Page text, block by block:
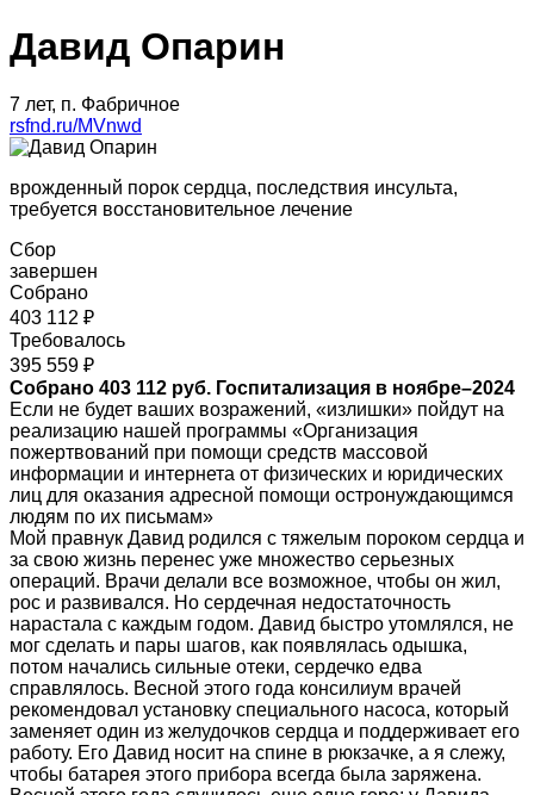
Давид Опарин
7 лет, п. Фабричное
rsfnd.ru/MVnwd
врожденный порок сердца, последствия инсульта,
требуется восстановительное лечение
Сбор
завершен
Собрано
403 112 ₽
Требовалось
395 559 ₽
Собрано 403 112 руб. Госпитализация в ноябре–2024
Если не будет ваших возражений, «излишки» пойдут на
реализацию нашей программы «Организация
пожертвований при помощи средств массовой
информации и интернета от физических и юридических
лиц для оказания адресной помощи остронуждающимся
людям по их письмам»
Мой правнук Давид родился с тяжелым пороком сердца и
за свою жизнь перенес уже множество серьезных
операций. Врачи делали все возможное, чтобы он жил,
рос и развивался. Но сердечная недостаточность
нарастала с каждым годом. Давид быстро утомлялся, не
мог сделать и пары шагов, как появлялась одышка,
потом начались сильные отеки, сердечко едва
справлялось. Весной этого года консилиум врачей
рекомендовал установку специального насоса, который
заменяет один из желудочков сердца и поддерживает его
работу. Его Давид носит на спине в рюкзачке, а я слежу,
чтобы батарея этого прибора всегда была заряжена.